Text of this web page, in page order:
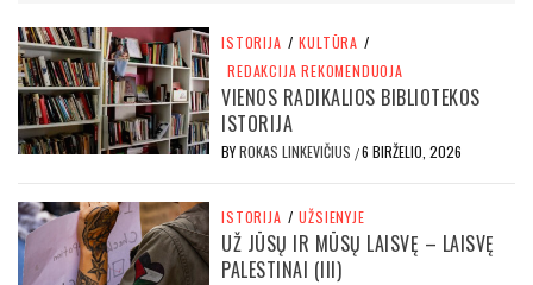
ISTORIJA / KULTŪRA /
REDAKCIJA REKOMENDUOJA
VIENOS RADIKALIOS BIBLIOTEKOS
ISTORIJA
BYROKAS LINKEVIČIUS /6 BIRŽELIO, 2026
ISTORIJA / UŽSIENYJE
UŽ JŪSŲ IR MŪSŲ LAISVĘ – LAISVĘ
PALESTINAI (III)